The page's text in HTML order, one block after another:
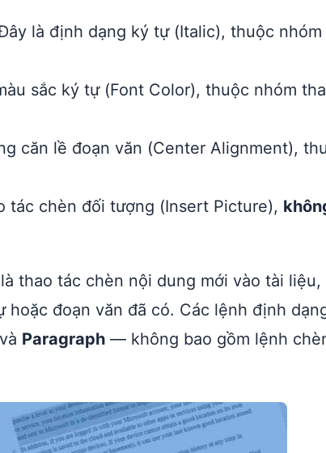
là định dạng ký tự (Italic), thuộc nhóm
sắc ký tự (Font Color), thuộc nhóm
căn lề đoạn văn (Center Alignment),
chèn đối tượng (Insert Picture),
thao tác chèn nội dung mới vào tài liệu,
đoạn văn đã có. Các lệnh định
và Paragraph — không bao gồm lệnh